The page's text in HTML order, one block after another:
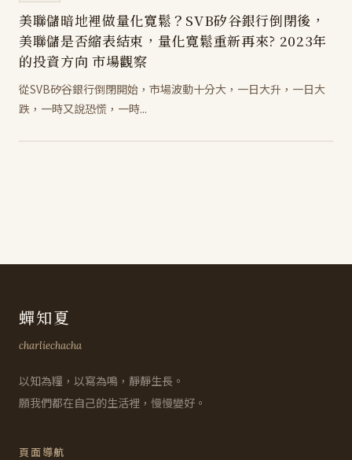
美聯儲暗地裡做量化寛鬆？SVB矽谷銀行倒閉後，
美聯儲是否縮表結束，量化寛鬆重新再來? 2023年
的投資方向 市場觀察
從SVB矽谷銀行倒閉開始，市場波動十分大，一日大升，一日大
跌，一時又說恐慌，一時...
蟬知夏
charliechacha
以知為糧，以寫為鳴，靜靜生長。
願我們都在自己的生活裡，慢慢變好。
頁面導航